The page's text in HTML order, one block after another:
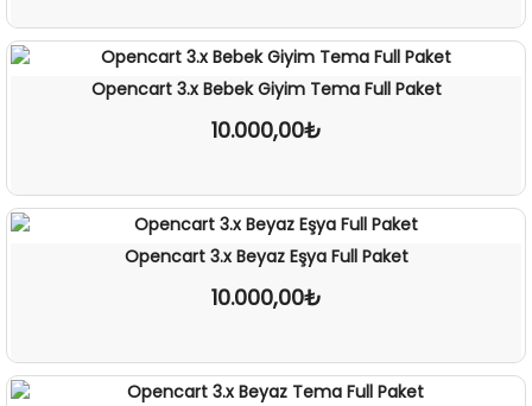
Opencart 3.x Bebek Giyim Tema Full Paket
10.000,00₺
Opencart 3.x Beyaz Eşya Full Paket
10.000,00₺